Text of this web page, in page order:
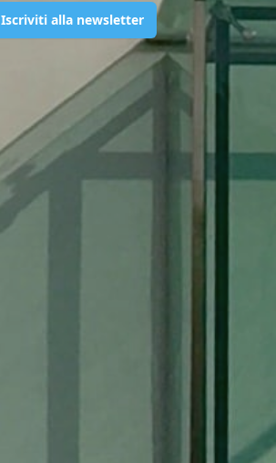
Iscriviti alla newsletter